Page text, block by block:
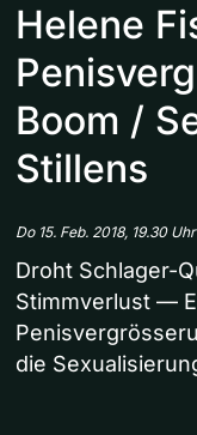
Helene
Boom /
Stillens
Do 15. Feb. 2018, 19.30 Uhr
Droht Schlager-
Stimmverlust —
die